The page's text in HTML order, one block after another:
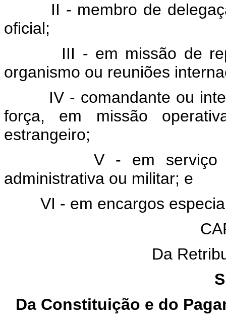
II - membro de
oficial;
III - em missão de
organismo ou reuniões
IV - comandante ou
força, em missão
estrangeiro;
V - em serviço
administrativa ou militar; e
VI - em encargos
Da
Da Constituição e do